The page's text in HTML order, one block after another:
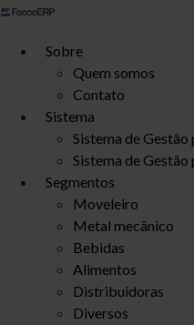
Ir
conteúdo
Sobre
Quem somos
Contato
Sistema
Sistema de
Sistema de
Segmentos
Moveleiro
Metal mecânico
Bebidas
Alimentos
Distribuidoras
Diversos